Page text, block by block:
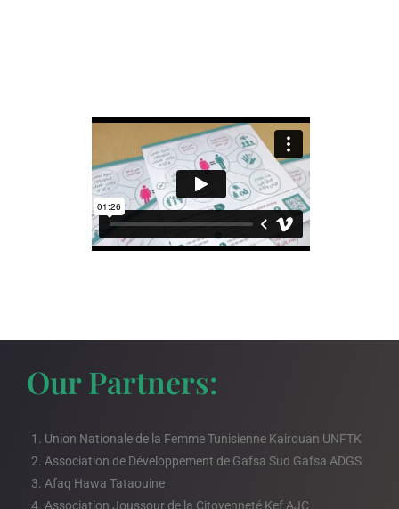
Our Partners:
Union Nationale de la Femme Tunisienne Kairouan UNFTK
Association de Développement de Gafsa Sud Gafsa ADGS
Afaq Hawa Tataouine
Association Joussour de la Citoyenneté Kef AJC